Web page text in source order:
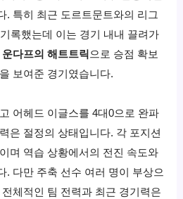
. 특히 최근 도르트문트와의 리그
록했는데 이는 경기 내내 끌려가
다프의 해트트릭으로 승점 확보
보여준 경기였습니다.
어헤드 이글스를 4대0으로 완파
은 절정의 상태입니다. 각 포지션
며 역습 상황에서의 전진 속도와
. 다만 주축 선수 여러 명이 부상으
체적인 팀 전력과 최근 경기력은